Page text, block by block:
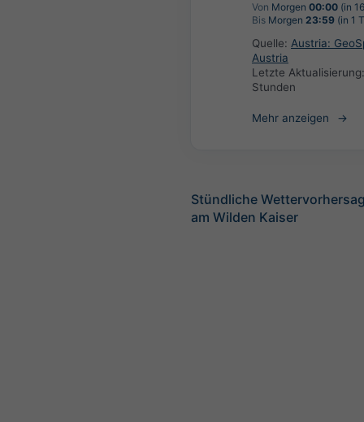
Von Morgen 00:00 (in
Bis Morgen 23:59 (in 1
Quelle: Austria:
Austria
Letzte
Stunden
Mehr anzeigen
Stündliche
am Wilden Kaiser